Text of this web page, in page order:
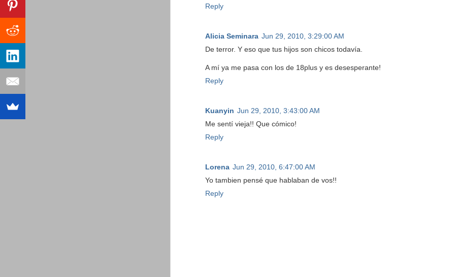
Reply
Alicia Seminara Jun 29, 2010, 3:29:00 AM
De terror. Y eso que tus hijos son chicos todavía.
A mí ya me pasa con los de 18plus y es desesperante!
Reply
Kuanyin Jun 29, 2010, 3:43:00 AM
Me sentí vieja!! Que cómico!
Reply
Lorena Jun 29, 2010, 6:47:00 AM
Yo tambien pensé que hablaban de vos!!
Reply